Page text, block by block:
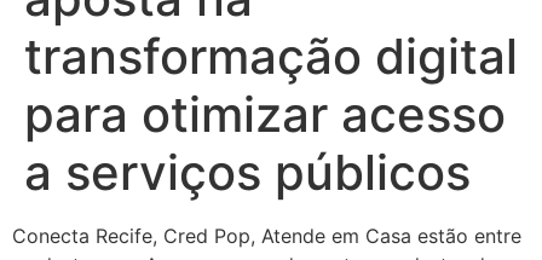
transformação digital
para otimizar acesso
a serviços públicos
Conecta Recife, Cred Pop, Atende em Casa estão entre